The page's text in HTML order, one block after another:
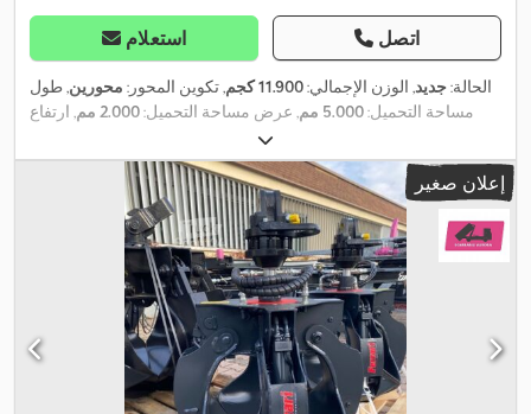
استعلام اتصل
الحالة:جديد, الوزن الإجمالي:11.900 كجم , تكوين المحور: محورين, طول
مساحة التحميل:5.000 مم , عرض مساحة التحميل:2.000 مم
, ارتفاع
فولاذ
نظام الفرامل المانعة للانغلاق (ABS), وصلات المقطورة,
إعلان صغير